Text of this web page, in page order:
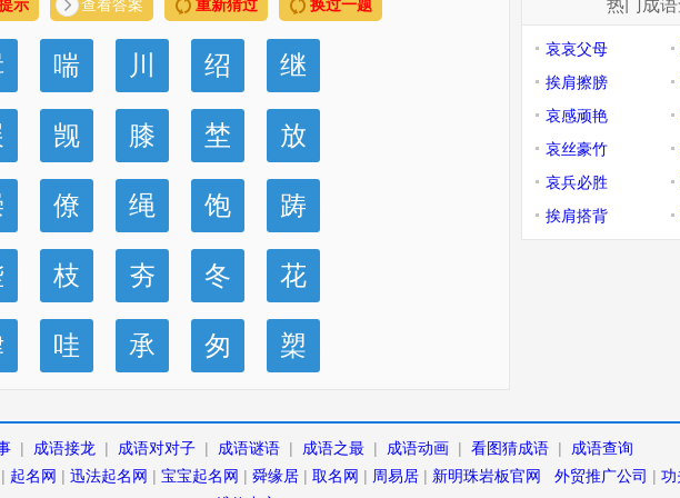
示 查看答案 重新猜过 换过一题
喘 川 绍 继
觊 膝 埜 放
僚 绳 饱 踌
枝 夯 冬 花
哇 承 匆 槊
热门成语
哀哀父母
挨肩擦膀
哀感顽艳
哀丝豪竹
哀兵必胜
挨肩搭背
| 成语接龙 | 成语对对子 | 成语谜语 | 成语之最 | 成语动画 | 看图猜成语 |
成语查询
| 起名网 | 迅法起名网 | 宝宝起名网 | 舜缘居 | 取名网 | 周易居 | 新明珠岩板官网 外贸推广公司 | 功